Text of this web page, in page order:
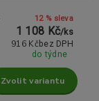
12 % sleva
1 108 Kč/ks
916 Kč bez DPH
do týdne
Zvolit variantu